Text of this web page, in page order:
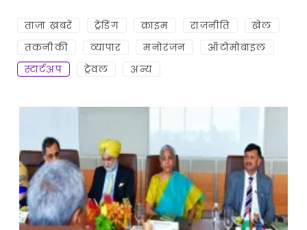
ताज़ा ख़बरें ट्रेंडिंग क्राइम राजनीति
खेल
तकनीकी
व्यापार मनोरंजन
ऑटोमोबाइल
स्टार्टअप
ट्रेवल अन्य